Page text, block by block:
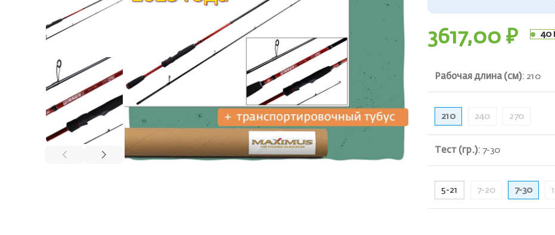
3617,00 ₽ 40
Рабочая длина (см): 210
210 240 270
Тест (гр.): 7-30
5-21 7-20 7-30